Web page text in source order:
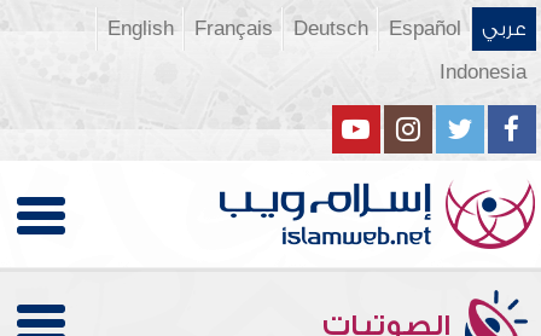
عربي Español
Deutsch
Français
English
Indonesia
الصوتيات